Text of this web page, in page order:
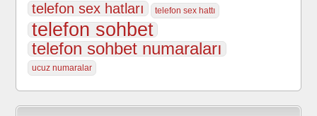
telefon sex hatları telefon sex hattı
telefon sohbet
telefon sohbet numaraları
ucuz numaralar